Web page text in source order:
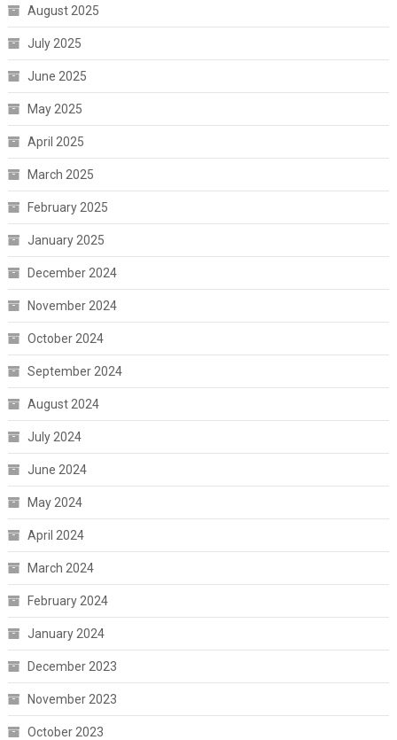
August 2025
July 2025
June 2025
May 2025
April 2025
March 2025
February 2025
January 2025
December 2024
November 2024
October 2024
September 2024
August 2024
July 2024
June 2024
May 2024
April 2024
March 2024
February 2024
January 2024
December 2023
November 2023
October 2023